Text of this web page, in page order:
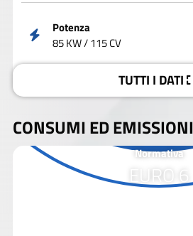
Potenza
85 KW / 115 CV
TUTTI I DATI
CONSUMI ED EMISSIONI
Normativa
EURO 6